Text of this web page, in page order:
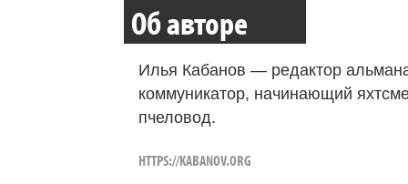
Об авторе
Илья Кабанов — редактор
коммуникатор, начинающий
пчеловод.
HTTPS://KABANOV.ORG